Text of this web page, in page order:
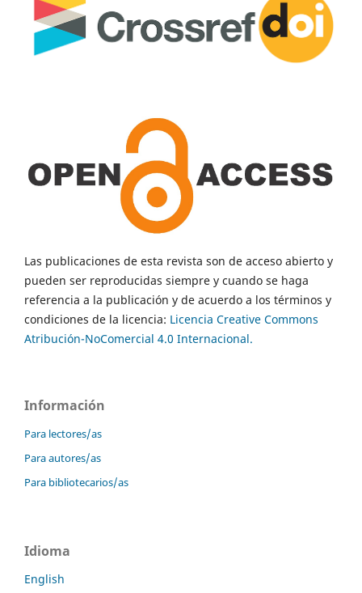
Las publicaciones de esta revista son de acceso abierto y
pueden ser reproducidas siempre y cuando se haga
referencia a la publicación y de acuerdo a los términos y
condiciones de la licencia: Licencia Creative Commons
Atribución-NoComercial 4.0 Internacional.
Información
Para lectores/as
Para autores/as
Para bibliotecarios/as
Idioma
English